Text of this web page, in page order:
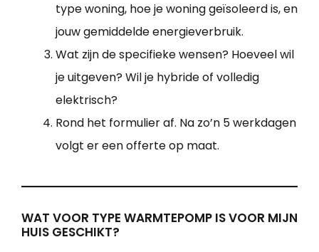
type woning, hoe je woning geïsoleerd is, en
jouw gemiddelde energieverbruik.
Wat zijn de specifieke wensen? Hoeveel wil
je uitgeven? Wil je hybride of volledig
elektrisch?
Rond het formulier af. Na zo’n 5 werkdagen
volgt er een offerte op maat.
WAT VOOR TYPE WARMTEPOMP IS VOOR MIJN
HUIS GESCHIKT?